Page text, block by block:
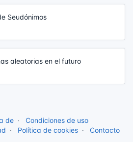
Seudónimos
aleatorias en el futuro
de
Condiciones de uso
Política de cookies Contacto